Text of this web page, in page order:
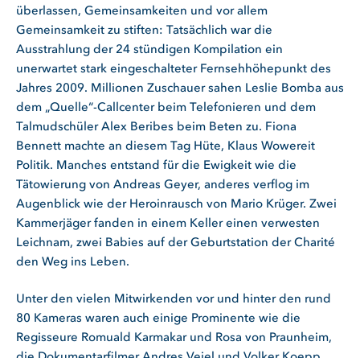
überlassen, Gemeinsamkeiten und vor allem
Gemeinsamkeit zu stiften: Tatsächlich war die
Ausstrahlung der 24 stündigen Kompilation ein
unerwartet stark eingeschalteter Fernsehhöhepunkt des
Jahres 2009. Millionen Zuschauer sahen Leslie Bomba aus
dem „Quelle“-Callcenter beim Telefonieren und dem
Talmudschüler Alex Beribes beim Beten zu. Fiona
Bennett machte an diesem Tag Hüte, Klaus Wowereit
Politik. Manches entstand für die Ewigkeit wie die
Tätowierung von Andreas Geyer, anderes verflog im
Augenblick wie der Heroinrausch von Mario Krüger. Zwei
Kammerjäger fanden in einem Keller einen verwesten
Leichnam, zwei Babies auf der Geburtstation der Charité
den Weg ins Leben.
Unter den vielen Mitwirkenden vor und hinter den rund
80 Kameras waren auch einige Prominente wie die
Regisseure Romuald Karmakar und Rosa von Praunheim,